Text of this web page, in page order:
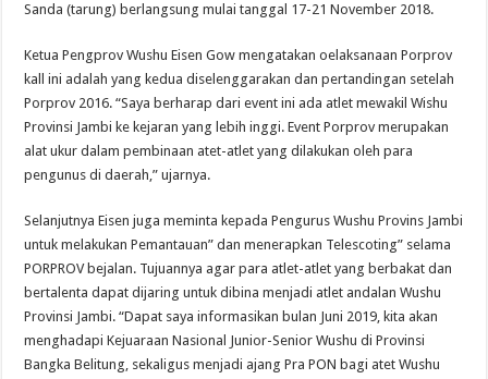
Sanda (tarung) berlangsung mulai tanggal 17-21 November 2018.
Ketua Pengprov Wushu Eisen Gow mengatakan oelaksanaan Porprov
kall ini adalah yang kedua diselenggarakan dan pertandingan setelah
Porprov 2016. “Saya berharap dari event ini ada atlet mewakil Wishu
Provinsi Jambi ke kejaran yang lebih inggi. Event Porprov merupakan
alat ukur dalam pembinaan atet-atlet yang dilakukan oleh para
pengunus di daerah,” ujarnya.
Selanjutnya Eisen juga meminta kepada Pengurus Wushu Provins Jambi
untuk melakukan Pemantauan” dan menerapkan Telescoting” selama
PORPROV bejalan. Tujuannya agar para atlet-atlet yang berbakat dan
bertalenta dapat dijaring untuk dibina menjadi atlet andalan Wushu
Provinsi Jambi. “Dapat saya informasikan bulan Juni 2019, kita akan
menghadapi Kejuaraan Nasional Junior-Senior Wushu di Provinsi
Bangka Belitung, sekaligus menjadi ajang Pra PON bagi atet Wushu